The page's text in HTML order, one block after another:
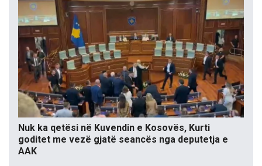
Nuk ka qetësi në Kuvendin e Kosovës, Kurti
goditet me vezë gjatë seancës nga deputetja e
AAK